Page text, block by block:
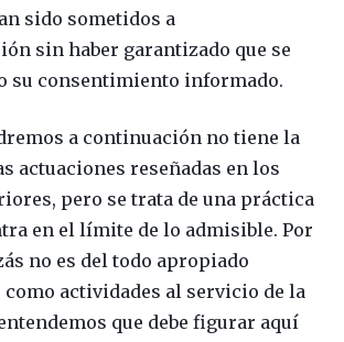
sido sometidos a
sin haber garantizado que se
su consentimiento informado.
a continuación no tiene la
actuaciones reseñadas en los
pero se trata de una práctica
en el límite de lo admisible. Por
no es del todo apropiado
actividades al servicio de la
que debe figurar aquí